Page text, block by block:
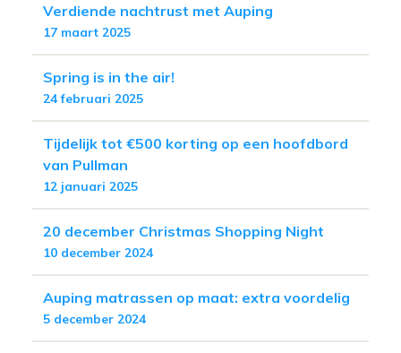
Verdiende nachtrust met Auping
17 maart 2025
Spring is in the air!
24 februari 2025
Tijdelijk tot €500 korting op een hoofdbord
van Pullman
12 januari 2025
20 december Christmas Shopping Night
10 december 2024
Auping matrassen op maat: extra voordelig
5 december 2024